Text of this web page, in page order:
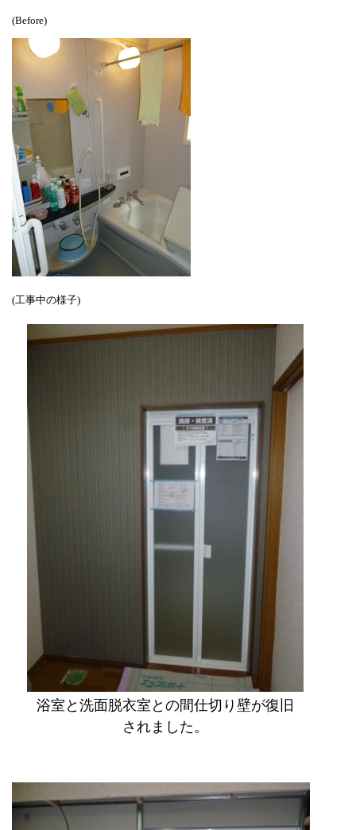
(Before)
(工事中の様子)
浴室と洗面脱衣室との間仕切り壁が復旧
されました。